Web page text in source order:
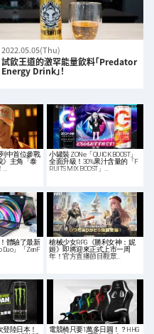
2022.05.05(Thu)
試飲王道的激罕能量飲料「Predator
Energy Drink」！
中首位參戰
》主角「泰
…
小罐裝 ZONe「QUICK BOOST」
全面升級！30%果汁含量的「F
RUITS MIX BOOST」…
！體驗了最新
Duo」「ZenF
槍械少女RPG《勝利女神：妮
姬》即將迎來正式上市一周
年！官方直播節目觀眾…
陸日本！
電競椅只要1萬多日圓！？HHG